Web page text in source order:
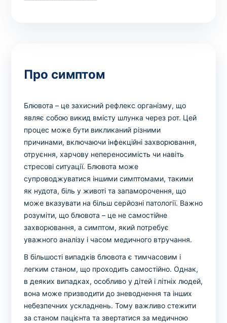
Про симптом
Блювота – це захисний рефлекс організму, що
являє собою викид вмісту шлунка через рот. Цей
процес може бути викликаний різними
причинами, включаючи інфекційні захворювання,
отруєння, харчову непереносимість чи навіть
стресові ситуації. Блювота може
супроводжуватися іншими симптомами, такими
як нудота, біль у животі та запаморочення, що
може вказувати на більш серйозні патології. Важно
розуміти, що блювота – це не самостійне
захворювання, а симптом, який потребує
уважного аналізу і часом медичного втручання.
В більшості випадків блювота є тимчасовим і
легким станом, що проходить самостійно. Однак,
в деяких випадках, особливо у дітей і літніх людей,
вона може призводити до зневоднення та інших
небезпечних ускладнень. Тому важливо стежити
за станом пацієнта та звертатися за медичною